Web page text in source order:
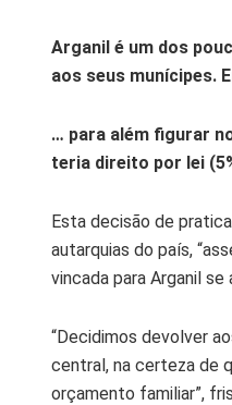
Arganil é um dos
aos seus munícipes.
… para além figurar
teria direito por lei
Esta decisão de
autarquias do país,
vincada para Arganil
“Decidimos devolver
central, na certeza de
orçamento familiar”,